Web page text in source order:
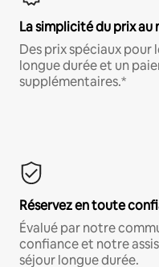
La simplicité du prix au
Des prix spéciaux pour
longue durée et un
supplémentaires.*
Réservez en toute
Évalué par notre
confiance et notre
séjour longue durée.